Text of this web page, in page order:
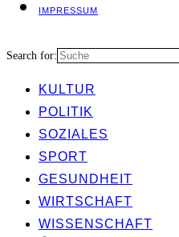
IMPRES­SUM
Search for:
KUL­TUR
POLI­TIK
SOZIA­LES
SPORT
GESUND­HEIT
WIRT­SCHAFT
WIS­SEN­SCHAFT